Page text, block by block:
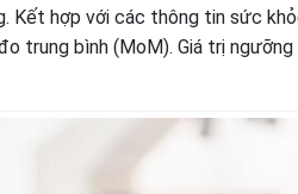
Kết hợp với các thông tin sức
trung bình (MoM). Giá trị